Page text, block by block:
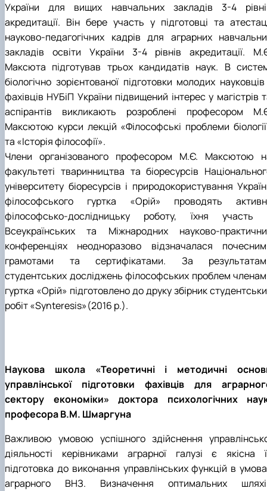
України для вищих навчальних закладів 3-4
акредитації. Він бере участь у підготовці та
науково-педагогічних кадрів для аграрних
закладів освіти України 3-4 рівнів акредитації.
Максюта підготував трьох кандидатів наук. В
біологічно зорієнтованої підготовки молодих науковців
фахівців НУБіП України підвищений інтерес у магістрів
аспірантів викликають розроблені професором
Максютою курси лекцій «Філософські проблеми
та «Історія філософії».
Члени організованого професором М.Є. Максютою
факультеті тваринництва та біоресурсів
університету біоресурсів і природокористування
філософського гуртка «Орій» проводять
філософсько-дослідницьку роботу, їхня участь
Всеукраїнських та Міжнародних науково-
конференціях неодноразово відзначалася
грамотами та сертифікатами. За
студентських досліджень філософських проблем
гуртка «Орій» підготовлено до друку збірник
робіт «Synteresis»(2016 р.).
Наукова школа «Теоретичні і методичні
управлінської підготовки фахівців для
сектору економіки» доктора психологічних
професора В.М. Шмаргуна
Важливою умовою успішного здійснення
діяльності керівниками аграрної галузі є якісна
підготовка до виконання управлінських функцій в
аграрного ВНЗ. Визначення оптимальних